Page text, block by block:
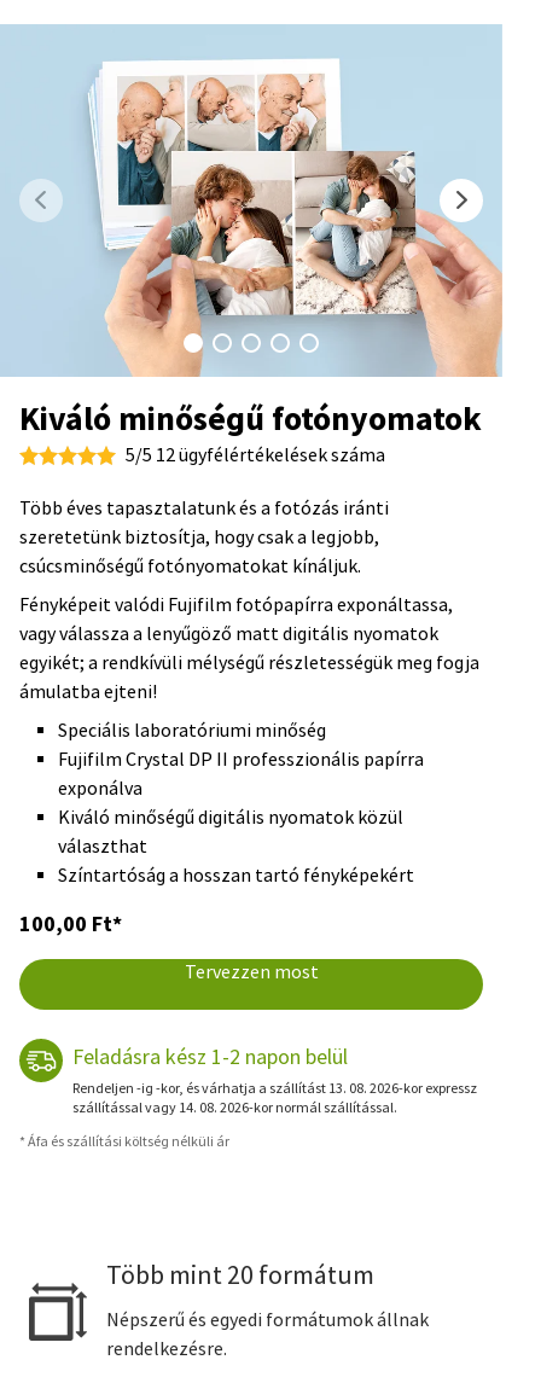
Kiváló minőségű fotónyomatok
5/5 12 ügyfélértékelések száma
Több éves tapasztalatunk és a fotózás iránti
szeretetünk biztosítja, hogy csak a legjobb,
csúcsminőségű fotónyomatokat kínáljuk.
Fényképeit valódi Fujifilm fotópapírra exponáltassa,
vagy válassza a lenyűgöző matt digitális nyomatok
egyikét; a rendkívüli mélységű részletességük meg fogja
ámulatba ejteni!
Speciális laboratóriumi minőség
Fujifilm Crystal DP II professzionális papírra
exponálva
Kiváló minőségű digitális nyomatok közül
választhat
Színtartóság a hosszan tartó fényképekért
100,00 Ft*
Tervezzen most
Feladásra kész 1-2 napon belül
Rendeljen -ig -kor, és várhatja a szállítást 13. 08. 2026-kor expressz
szállítással vagy 14. 08. 2026-kor normál szállítással.
* Áfa és szállítási költség nélküli ár
Több mint 20 formátum
Népszerű és egyedi formátumok állnak
rendelkezésre.